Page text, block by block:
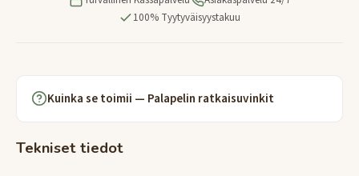
100% Tyytyväisyystakuu
Kuinka se toimii — Palapelin ratkaisuvinkit
Tekniset tiedot